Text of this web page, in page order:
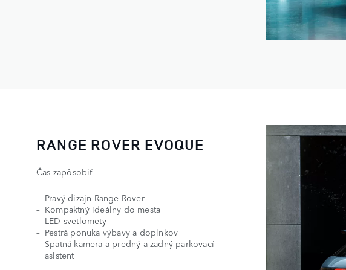
RANGE ROVER EVOQUE
Čas zapôsobiť
Pravý dizajn Range Rover
Kompaktný ideálny do mesta
LED svetlomety
Pestrá ponuka výbavy a doplnkov
Spätná kamera a predný a zadný parkovací
asistent